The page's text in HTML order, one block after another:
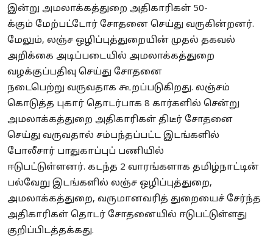
இன்று அமலாக்கத்துறை அதிகாரிகள் 50-
க்கும் மேற்பட்டோர் சோதனை செய்து வருகின்றனர்.
மேலும், லஞ்ச ஒழிப்புத்துறையின் முதல் தகவல்
அறிக்கை அடிப்படையில் அமலாக்கத்துறை
வழக்குப்பதிவு செய்து சோதனை
நடைபெற்று வருவதாக கூறப்படுகிறது. லஞ்சம்
கொடுத்த புகார் தொடர்பாக 8 கார்களில் சென்று
அமலாக்கத்துறை அதிகாரிகள் திடீர் சோதனை
செய்து வருவதால் சம்பந்தப்பட்ட இடங்களில்
போலீசார் பாதுகாப்புப் பணியில்
ஈடுபட்டுள்ளனர். கடந்த 2 வாரங்களாக தமிழ்நாட்டின்
பல்வேறு இடங்களில் லஞ்ச ஒழிப்புத்துறை,
அமலாக்கத்துறை, வருமானவரித் துறையைச் சேர்ந்த
அதிகாரிகள் தொடர் சோதனையில் ஈடுபட்டுள்ளது
குறிப்பிடத்தக்கது.